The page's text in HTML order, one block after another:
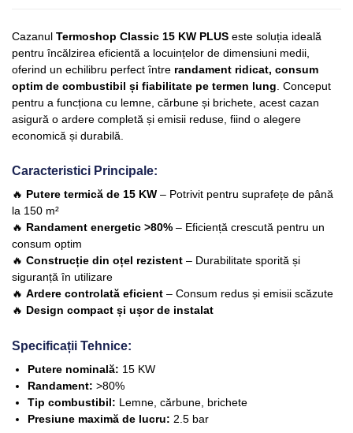
Cazanul Termoshop Classic 15 KW PLUS este soluția ideală
pentru încălzirea eficientă a locuințelor de dimensiuni medii,
oferind un echilibru perfect între randament ridicat, consum
optim de combustibil și fiabilitate pe termen lung. Conceput
pentru a funcționa cu lemne, cărbune și brichete, acest cazan
asigură o ardere completă și emisii reduse, fiind o alegere
economică și durabilă.
Caracteristici Principale:
🔥 Putere termică de 15 KW – Potrivit pentru suprafețe de până
la 150 m²
🔥 Randament energetic >80% – Eficiență crescută pentru un
consum optim
🔥 Construcție din oțel rezistent – Durabilitate sporită și
siguranță în utilizare
🔥 Ardere controlată eficient – Consum redus și emisii scăzute
🔥 Design compact și ușor de instalat
Specificații Tehnice:
Putere nominală: 15 KW
Randament: >80%
Tip combustibil: Lemne, cărbune, brichete
Presiune maximă de lucru: 2.5 bar